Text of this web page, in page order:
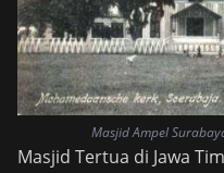
Masjid Ampel
Masjid Tertua di Jawa